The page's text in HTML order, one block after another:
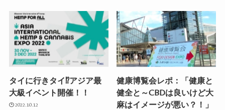
タイに行きタイ⁉︎アジア最
大級イベント開催！！
2022.10.12
健康博覧会レポ：「健康と
健全と～CBDは良いけど大
麻はイメージが悪い？！」